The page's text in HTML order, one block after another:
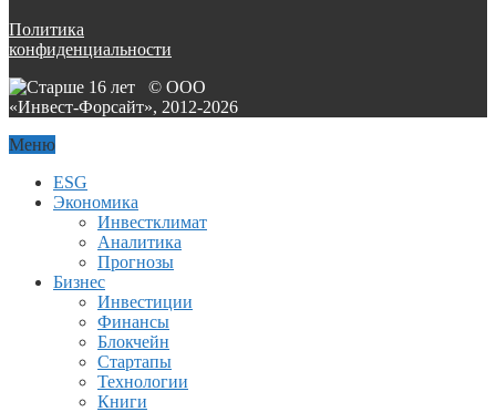
Политика
конфиденциальности
© ООО
«Инвест-Форсайт», 2012-2026
Меню
ESG
Экономика
Инвестклимат
Аналитика
Прогнозы
Бизнес
Инвестиции
Финансы
Блокчейн
Стартапы
Технологии
Книги